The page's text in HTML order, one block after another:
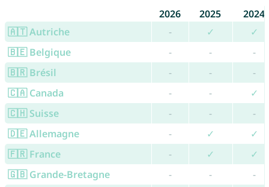
2026 2025
2024
🇦🇹 Autriche
- ✓
✓
🇧🇪 Belgique
- -
-
🇧🇷 Brésil
- -
-
🇨🇦 Canada
- -
✓
🇨🇭 Suisse
- -
-
🇩🇪 Allemagne
- ✓
✓
🇫🇷 France
- ✓
✓
🇬🇧 Grande-Bretagne
- -
-